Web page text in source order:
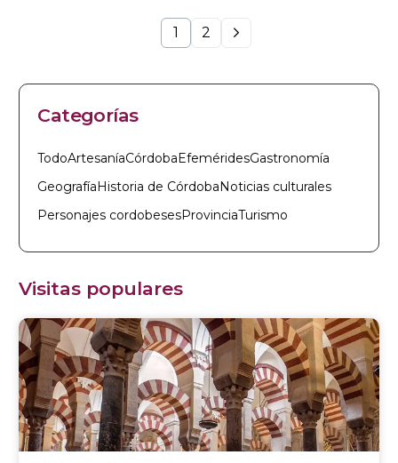
1 2
Categorías
TodoArtesaníaCórdobaEfeméridesGastronomía
GeografíaHistoria de CórdobaNoticias culturales
Personajes cordobesesProvinciaTurismo
Visitas populares